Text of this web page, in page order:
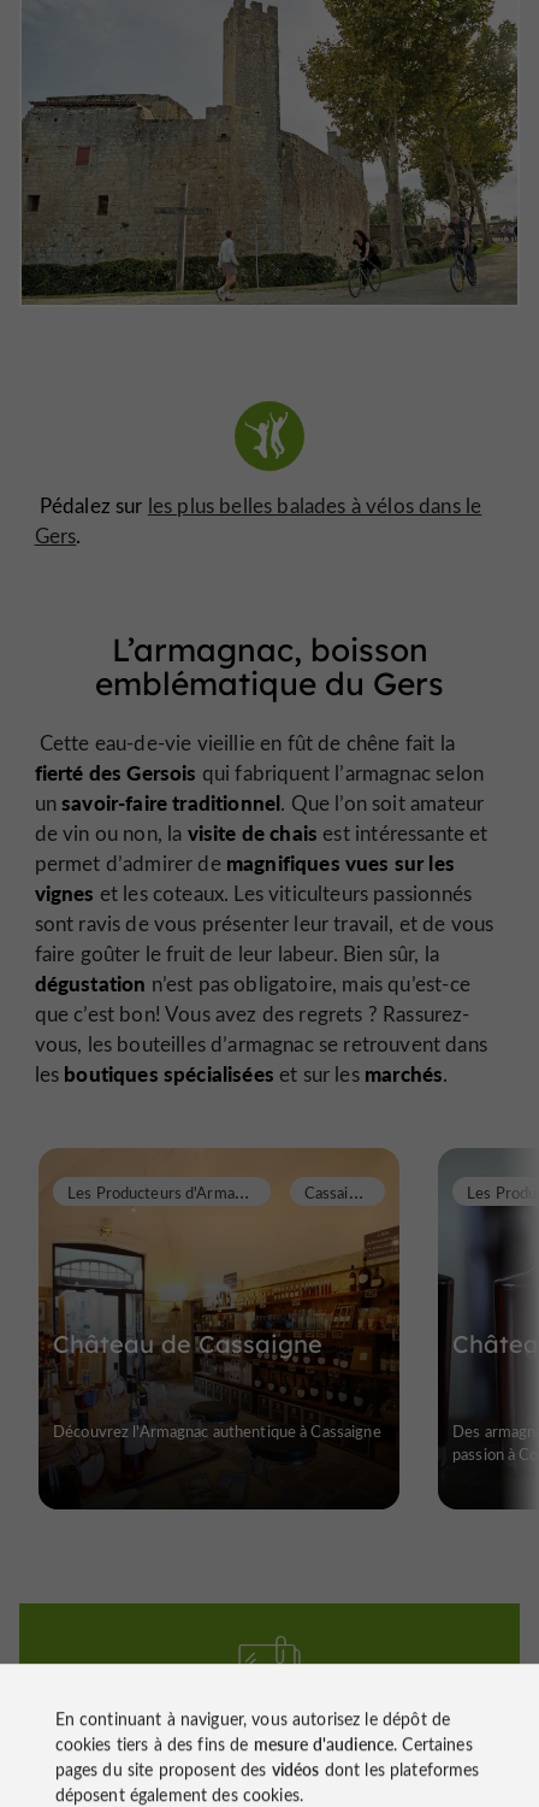
Pédalez sur les plus belles balades à vélos dans le
Gers.
L’armagnac, boisson
emblématique du Gers
Cette eau-de-vie vieillie en fût de chêne fait la
fierté des Gersois qui fabriquent l’armagnac selon
unsavoir-faire traditionnel. Que l’on soit amateur
de vin ou non, la visite de chaisest intéressante et
permet d’admirer demagnifiques vues sur les
vignes et les coteaux. Les viticulteurs passionnés
sont ravis de vous présenter leur travail, et de vous
faire goûter le fruit de leur labeur. Bien sûr, la
dégustation n’est pas obligatoire, mais qu’est-ce
que c’est bon! Vous avez des regrets ? Rassurez-
vous, les bouteilles d’armagnac se retrouvent dans
les boutiques spécialisées et sur les marchés.
Château de Cassaigne
L
es Producteurs d'Armagnac C
assaigne
Découvrez l'Armagnac authentique à Cassaigne
Des
passion à
Retrouveztous les producteurs d’armagnacet
partez en visite des chais.
En continuant à naviguer, vous autorisez le dépôt de
cookies tiers à des fins de mesure d'audience. Certaines
pages du site proposent des vidéos dont les plateformes
déposent également des cookies.